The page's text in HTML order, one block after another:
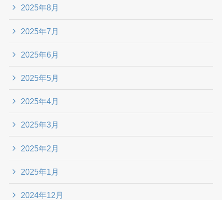
2025年8月
2025年7月
2025年6月
2025年5月
2025年4月
2025年3月
2025年2月
2025年1月
2024年12月